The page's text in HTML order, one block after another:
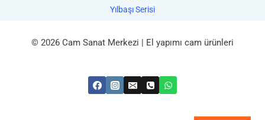
Yılbaşı Serisi
© 2026 Cam Sanat Merkezi | El yapımı cam ürünleri